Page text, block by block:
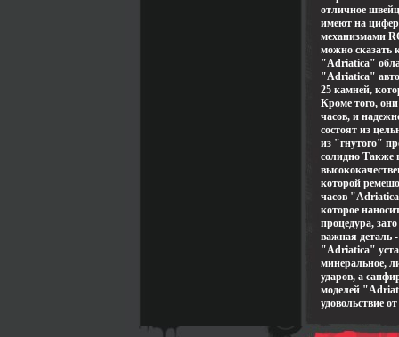
отличное
имеют на
механизмами
можно сказать
"Adriatica"
"Adriatica"
25 камней,
Кроме того,
часов, и
состоят из
из "гнутого"
солидно Также
которой
часов
которое
процедура,
важная деталь -
"Adriatica"
минеральное,
ударов, а
моделей
удовольствие